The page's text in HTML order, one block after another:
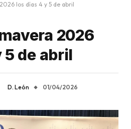
los días 4 y 5 de abril
2026
5 de abril
D. León 01/04/2026